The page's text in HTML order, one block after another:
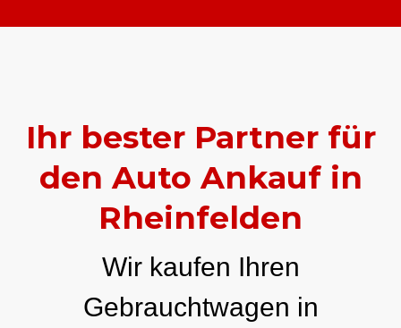
Ihr bester Partner für
den Auto Ankauf in
Rheinfelden
Wir kaufen Ihren
Gebrauchtwagen in